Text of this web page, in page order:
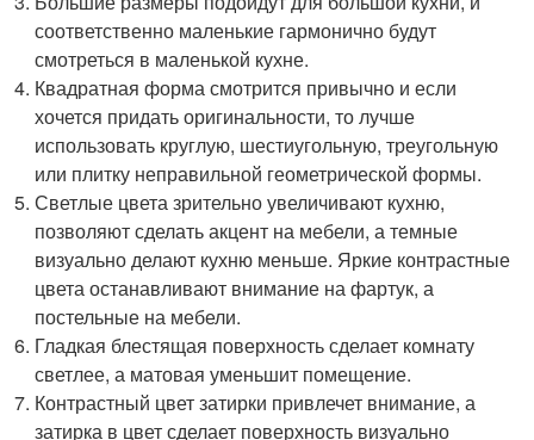
соответственно маленькие гармонично будут
смотреться в маленькой кухне.
Квадратная форма смотрится привычно и если
хочется придать оригинальности, то лучше
использовать круглую, шестиугольную, треугольную
или плитку неправильной геометрической формы.
Светлые цвета зрительно увеличивают кухню,
позволяют сделать акцент на мебели, а темные
визуально делают кухню меньше. Яркие контрастные
цвета останавливают внимание на фартук, а
постельные на мебели.
Гладкая блестящая поверхность сделает комнату
светлее, а матовая уменьшит помещение.
Контрастный цвет затирки привлечет внимание, а
затирка в цвет сделает поверхность визуально